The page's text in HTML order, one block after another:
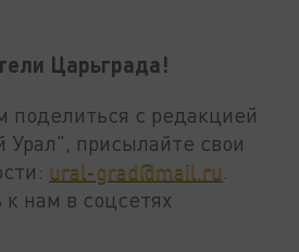
Царьграда!
поделиться с редакцией
присылайте свои
ural-grad@mail.ru
нам в соцсетях